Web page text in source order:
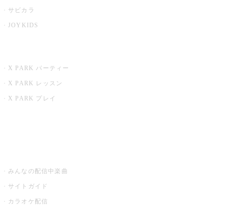
サビカラ
JOYKIDS
X PARK パーティー
X PARK レッスン
X PARK プレイ
みんなの配信中楽曲
サイトガイド
カラオケ配信